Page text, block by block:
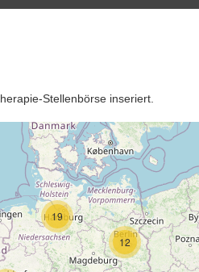
Stellenbörse inseriert.
19
12